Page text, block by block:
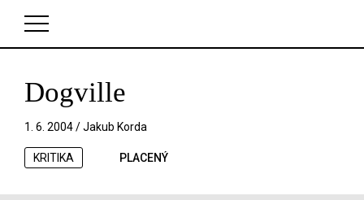
Dogville
1. 6. 2004 /Jakub Korda
KRITIKA PLACENÝ